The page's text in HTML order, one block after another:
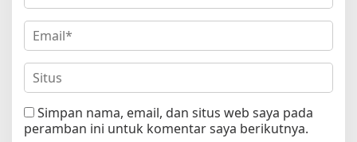
Simpan nama, email, dan situs web saya pada
peramban ini untuk komentar saya berikutnya.